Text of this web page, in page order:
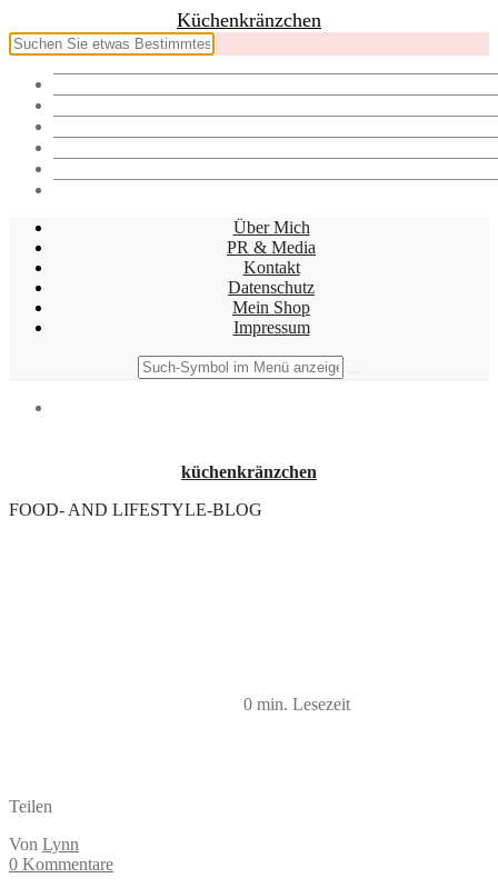
Küchenkränzchen
Über Mich
PR & Media
Kontakt
Datenschutz
Mein Shop
Impressum
küchenkränzchen
FOOD- AND LIFESTYLE-BLOG
0 min. Lesezeit
Teilen
Von Lynn
0 Kommentare